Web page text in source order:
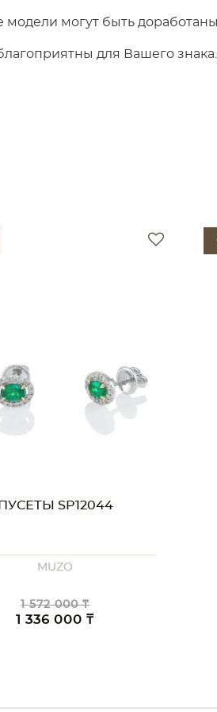
могут быть
для Вашего
SP10726
MUZO
3 183 000 ₸
2 706 000 ₸